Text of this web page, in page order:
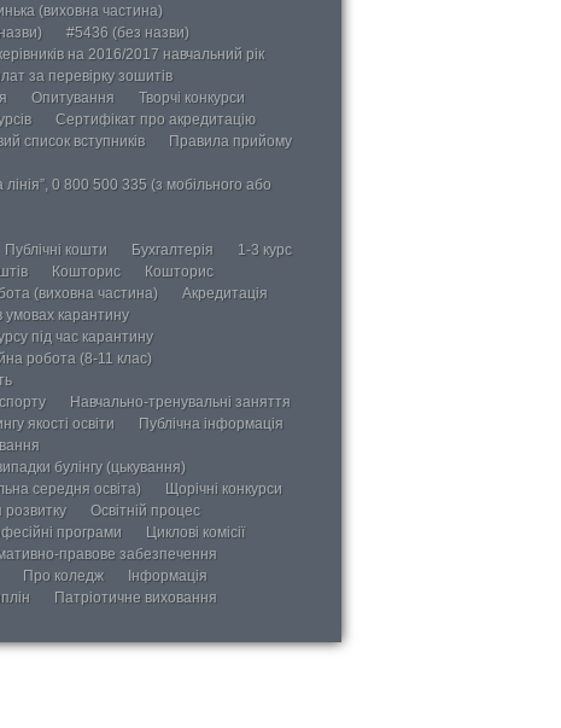
(виховна частина)
#5436 (без назви)
на 2016/2017 навчальний рік
за перевірку зошитів
Опитування
Творчі конкурси
Сертифікат про акредитацію
список вступників
Правила прийому
0 800 500 335 (з мобільного або
Публічні кошти Бухгалтерія
1-3 курс
Кошторис
Кошторис
(виховна частина)
Акредитація
умовах карантину
під час карантину
робота (8-11 клас)
Навчально-тренувальні заняття
якості освіти
Публічна інформація
булінгу (цькування)
середня освіта)
Щорічні конкурси
розвитку
Освітній процес
програми
Циклові комісії
правове забезпечення
Про коледж
Інформація
Патріотичне виховання